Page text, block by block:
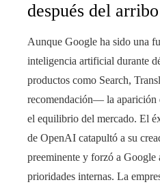
después del
Aunque Google ha sido una
inteligencia artificial durante
productos como Search,
recomendación— la aparición
el equilibrio del mercado. El
de OpenAI catapultó a su
preeminente y forzó a Google
prioridades internas. La